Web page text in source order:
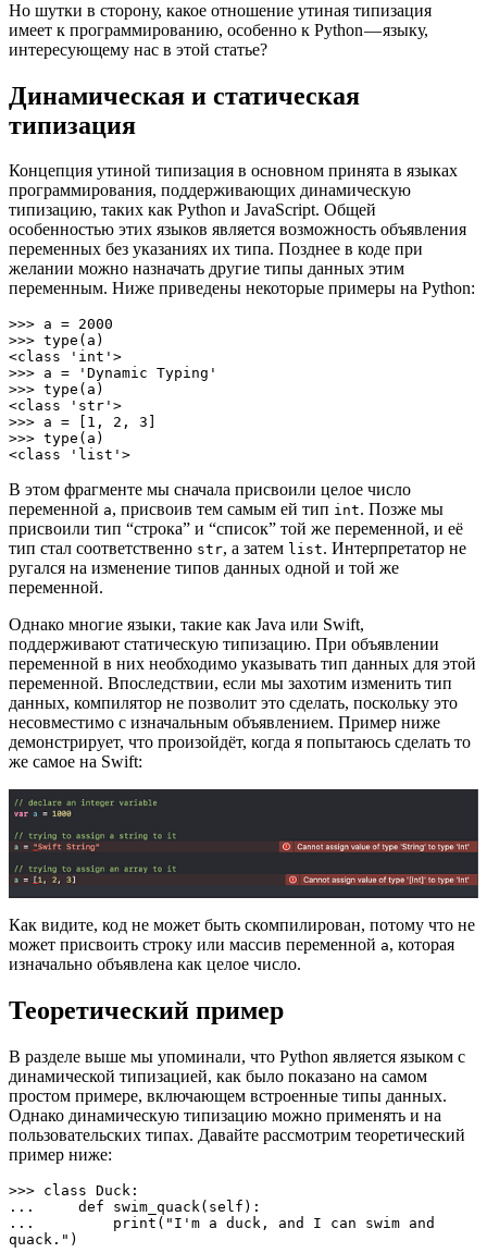
Но шутки в сторону, какое отношение утиная типизация
имеет к программированию, особенно к Python — языку,
интересующему нас в этой статье?
Динамическая и статическая
типизация
Концепция утиной типизация в основном принята в языках
программирования, поддерживающих динамическую
типизацию, таких как Python и JavaScript. Общей
особенностью этих языков является возможность объявления
переменных без указаниях их типа. Позднее в коде при
желании можно назначать другие типы данных этим
переменным. Ниже приведены некоторые примеры на Python:
>>> a = 2000
>>> type(a)
<class 'int'>
>>> a = 'Dynamic Typing'
>>> type(a)
<class 'str'>
>>> a = [1, 2, 3]
>>> type(a)
<class 'list'>
В этом фрагменте мы сначала присвоили целое число
переменной a, присвоив тем самым ей тип int. Позже мы
присвоили тип “строка” и “список” той же переменной, и её
тип стал соответственно str, а затем list. Интерпретатор не
ругался на изменение типов данных одной и той же
переменной.
Однако многие языки, такие как Java или Swift,
поддерживают статическую типизацию. При объявлении
переменной в них необходимо указывать тип данных для этой
переменной. Впоследствии, если мы захотим изменить тип
данных, компилятор не позволит это сделать, поскольку это
несовместимо с изначальным объявлением. Пример ниже
демонстрирует, что произойдёт, когда я попытаюсь сделать то
же самое на Swift:
Как видите, код не может быть скомпилирован, потому что не
может присвоить строку или массив переменной a, которая
изначально объявлена как целое число.
Теоретический пример
В разделе выше мы упоминали, что Python является языком с
динамической типизацией, как было показано на самом
простом примере, включающем встроенные типы данных.
Однако динамическую типизацию можно применять и на
пользовательских типах. Давайте рассмотрим теоретический
пример ниже:
>>> class Duck:
...     def swim_quack(self):
...         print("I'm a duck, and I can swim and
quack.")